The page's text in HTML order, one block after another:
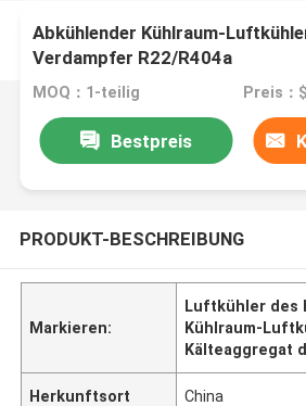
Abkühlender Kühlraum-
Verdampfer R22/R404a
MOQ：1-teilig
Bestpreis
PRODUKT-BESCHREIBUNG
Markieren:
Luftkühler des
Kühlraum-
Kälteaggregat
Herkunftsort China